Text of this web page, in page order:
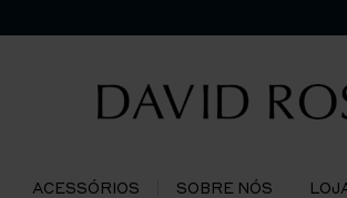
ACESSÓRIOS SOBRE NÓS